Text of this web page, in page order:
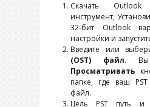
Скачать
инструмент,
32-бит Outlook
настройки и
Введите или
(OST) файл. Вы
Просматривать
папке, где ваш
файл.
Цель PST путь и